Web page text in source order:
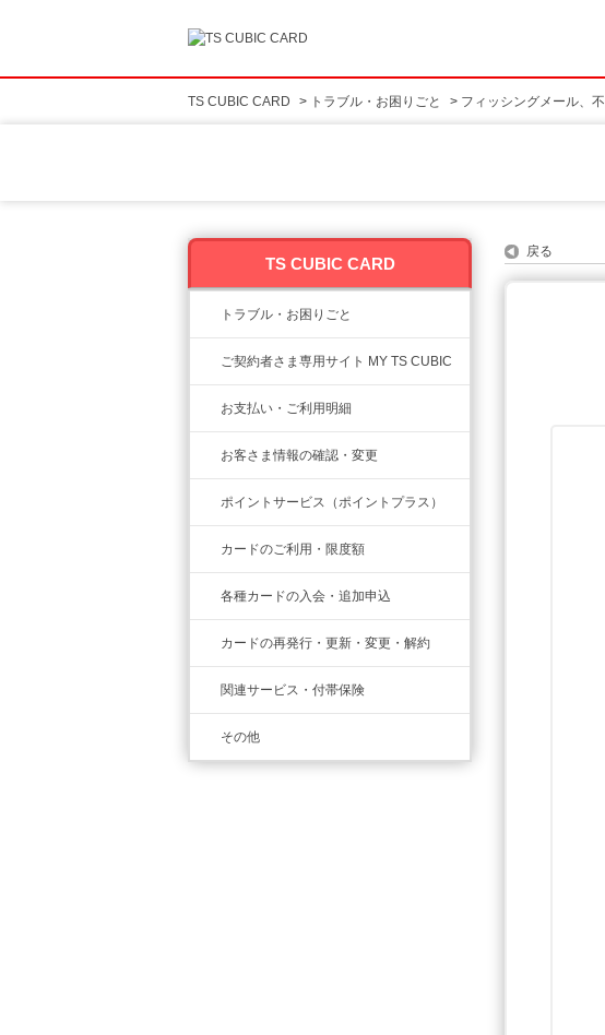
TS CUBIC CARD > トラブル・お困りごと > フィッシングメール、
TS CUBIC CARD
トラブル・お困りごと
ご契約者さま専用サイト MY TS CUBIC
お支払い・ご利用明細
お客さま情報の確認・変更
ポイントサービス（ポイントプラス）
カードのご利用・限度額
各種カードの入会・追加申込
カードの再発行・更新・変更・解約
関連サービス・付帯保険
その他
戻る